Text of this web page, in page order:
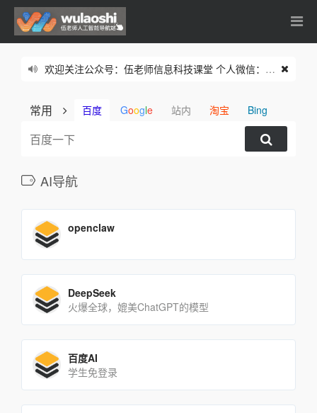
欢迎关注公众号：伍老师信息科技课堂 个人微信：wulaoshi1001
常用 百度 Google 站内 淘宝 Bing
AI导航
openclaw
DeepSeek
火爆全球，媲美ChatGPT的模型
百度AI
学生免登录